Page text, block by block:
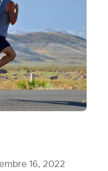
16, 2022